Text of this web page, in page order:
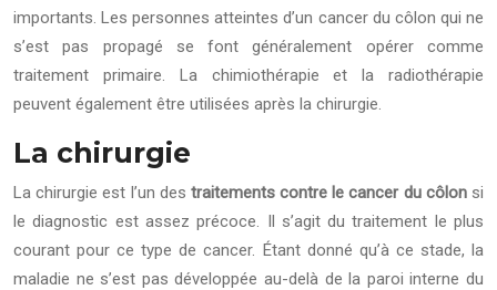
importants. Les personnes atteintes d’un cancer du côlon qui ne
s’est pas propagé se font généralement opérer comme
traitement primaire. La chimiothérapie et la radiothérapie
peuvent également être utilisées après la chirurgie.
La chirurgie
La chirurgie est l’un des traitements contre le cancer du côlonsi
le diagnostic est assez précoce. Il s’agit du traitement le plus
courant pour ce type de cancer. Étant donné qu’à ce stade, la
maladie ne s’est pas développée au-delà de la paroi interne du